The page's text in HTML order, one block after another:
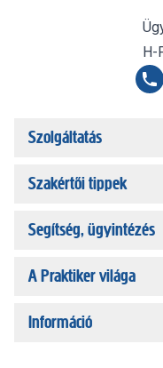
H-
Szolgáltatás
Szakértői tippek
Segítség, ügyintézés
A Praktiker világa
Információ